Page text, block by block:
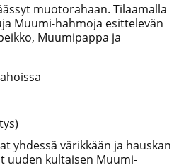
muotorahaan. Tilaamalla
Muumi-hahmoja esittelevän
Muumipappa ja
yhdessä värikkään ja hauskan
uuden kultaisen Muumi-